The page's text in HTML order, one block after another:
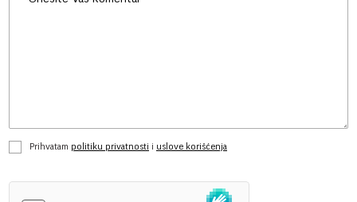
Prihvatam politiku privatnosti i uslove korišćenja